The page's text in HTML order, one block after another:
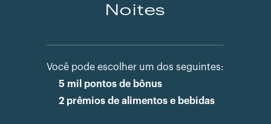
Noites
Você pode escolher um dos seguintes:
5 mil pontos de bônus
2 prêmios de alimentos e bebidas